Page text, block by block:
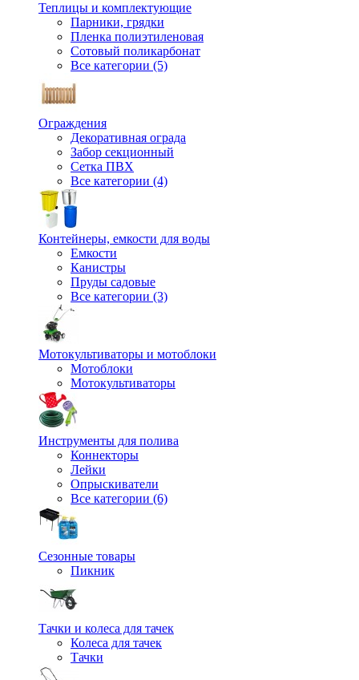
Теплицы и комплектующие
Парники, грядки
Пленка полиэтиленовая
Сотовый поликарбонат
Все категории (5)
Ограждения
Декоративная ограда
Забор секционный
Сетка ПВХ
Все категории (4)
Контейнеры, емкости для воды
Емкости
Канистры
Пруды садовые
Все категории (3)
Мотокультиваторы и мотоблоки
Мотоблоки
Мотокультиваторы
Инструменты для полива
Коннекторы
Лейки
Опрыскиватели
Все категории (6)
Сезонные товары
Пикник
Тачки и колеса для тачек
Колеса для тачек
Тачки